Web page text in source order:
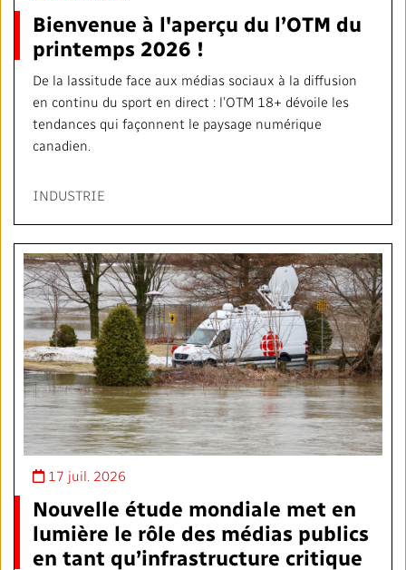
Bienvenue à l'aperçu du l’OTM du
printemps 2026 !
De la lassitude face aux médias sociaux à la diffusion
en continu du sport en direct : l’OTM 18+ dévoile les
tendances qui façonnent le paysage numérique
canadien.
INDUSTRIE
17 juil. 2026
Nouvelle étude mondiale met en
lumière le rôle des médias publics
en tant qu’infrastructure critique